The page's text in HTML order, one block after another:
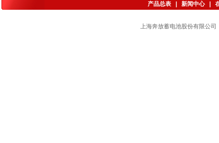
产品总表| 新闻中心|
上海奔放蓄电池股份有限公